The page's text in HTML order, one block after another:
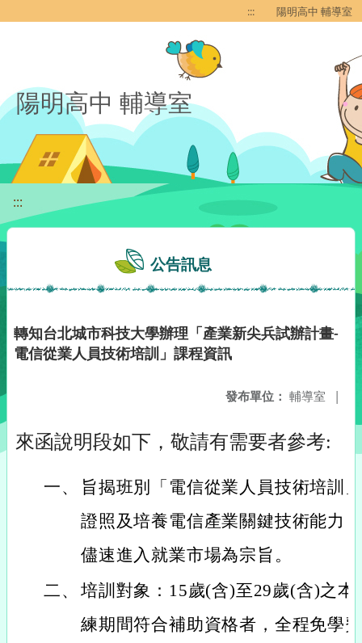
::: 陽明高中 輔導室
陽明高中 輔導室
:::
公告訊息
轉知台北城市科技大學辦理「產業新尖兵試辦計畫-
電信從業人員技術培訓」課程資訊
發布單位： 輔導室 |
來函說明段如下，敬請有需要者參考:
一、
旨揭班別「電信從業人員技術培訓
證照及培養電信產業關鍵技術能力
儘速進入就業市場為宗旨。
二、 培訓對象：15歲(含)至29歲(含)之
練期間符合補助資格者，全程免學